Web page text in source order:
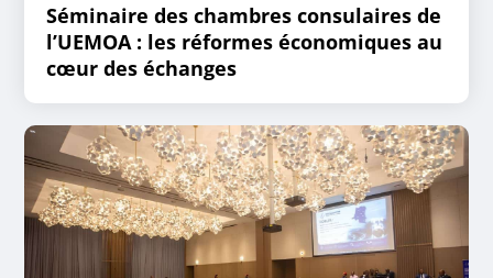
Séminaire des chambres consulaires de
l’UEMOA : les réformes économiques au
cœur des échanges